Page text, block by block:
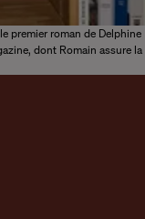
premier roman de Delphine
dont Romain assure la